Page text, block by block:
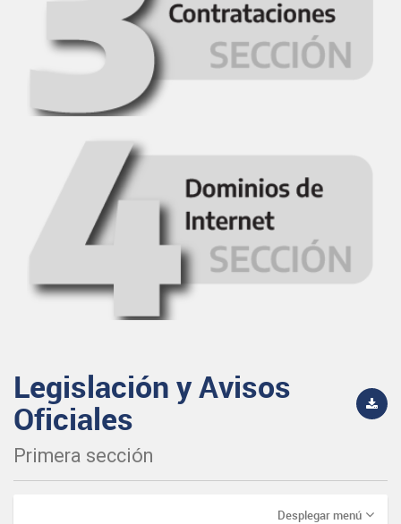
Legislación y Avisos
Oficiales
Primera sección
Desplegar menú